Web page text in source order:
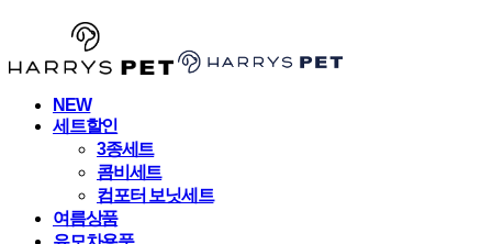
NEW
세트할인
3종세트
콤비세트
컴포터 보닛세트
여름상품